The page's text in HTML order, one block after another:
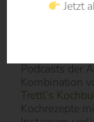
Vor
zur
Leser finden
Podcasts der
Kombination
Trettl’s
Kochrezepte
Jetzt